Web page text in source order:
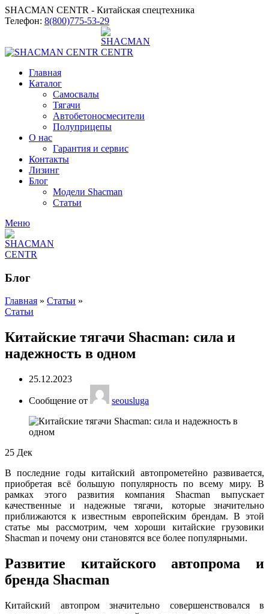
SHACMAN CENTR - Китайская спецтехника
Телефон: 8(800)775-53-29
Главная
Каталог
Самосвалы
Тягачи
Автобетоносмесители
Полуприцепы
О нас
Гарантия и сервис
Контакты
Лизинг
Блог
Модели Shacman
Статьи
Меню
Блог
Главная » Статьи »
Статьи
Китайские тягачи Shacman: сила и
надежность в одном
25.12.2023
Сообщение от seousluga
25 Дек
В последние годы китайский автопрометейно развивается,
приобретая всё большую популярность по всему миру. В
рамках этого развития компания Shacman выпускает
качественные и надежные тягачи, которые значительно
приближаются к известным европейским брендам. В этой
статье мы рассмотрим, чем хороши китайские грузовики
Shacman и почему они становятся все более популярными.
Развитие китайского автопрома и
бренда Shacman
Китайский автопром значительно совершенствовался в